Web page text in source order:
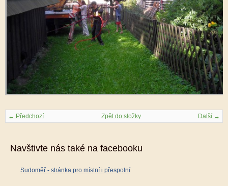
← Předchozí Další →
Zpět do složky
Navštivte nás také na facebooku
Sudoměř - stránka pro místní i přespolní